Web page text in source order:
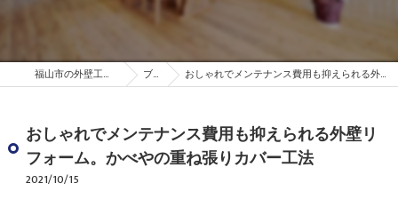
福山市の外壁工事は株式会社かべや ブログ おしゃれでメンテナンス費用も抑えられる外壁リフォーム。かべやの重ね張りカバー工法
おしゃれでメンテナンス費用も抑えられる外壁リ
フォーム。かべやの重ね張りカバー工法
2021/10/15